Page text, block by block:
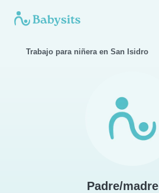
Trabajo para niñera en San Isidro
Padre/madre